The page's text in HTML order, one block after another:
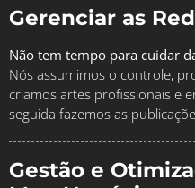
Gerenciar as
Não tem tempo para cuidar
Nós assumimos o controle,
criamos artes profissionais e
seguida fazemos as
Gestão e